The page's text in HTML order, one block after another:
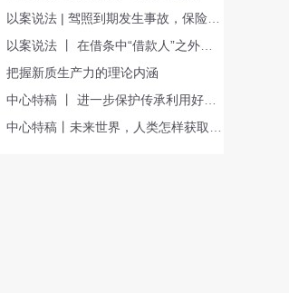
以案说法 | 驾照到期发生事故，保险公司会赔偿吗？
以案说法 丨 在借条中“借款人”之外的空白处签名是否一定要承担还款责任？
把握新质生产力的理论内涵
中心特稿 丨 进一步保护传承利用好北京中轴线文化遗产
中心特稿丨未来世界，人类怎样获取信息